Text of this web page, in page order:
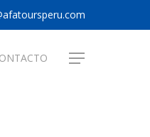
Menu